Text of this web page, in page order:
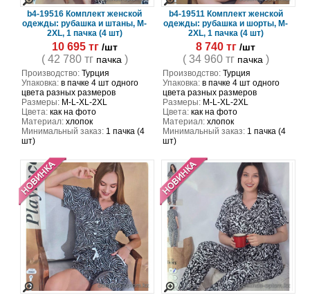
b4-19516 Комплект женской
одежды: рубашка и штаны, M-
2XL, 1 пачка (4 шт)
10 695 тг /шт
( 42 780 тг пачка )
Производство:Турция
Упаковка:в пачке 4 шт одного
цвета разных размеров
Размеры:M-L-XL-2XL
Цвета:как на фото
Материал:хлопок
Минимальный заказ:1 пачка (4
шт)
b4-19511 Комплект женской
одежды: рубашка и шорты, M-
2XL, 1 пачка (4 шт)
8 740 тг /шт
( 34 960 тг пачка )
Производство:Турция
Упаковка:в пачке 4 шт одного
цвета разных размеров
Размеры:M-L-XL-2XL
Цвета:как на фото
Материал:хлопок
Минимальный заказ:1 пачка (4
шт)